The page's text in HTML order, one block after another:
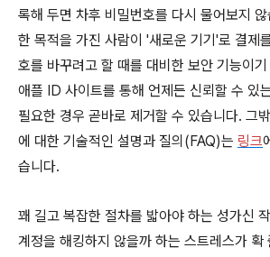
록해 두면 차후 비밀번호를 다시 물어보지
한 목적을 가진 사람이 '새로운 기기'로 결제
호를 바꾸려고 할 때를 대비한 보안 기능이
애플 ID 사이트를 통해 언제든 신뢰할 수 있
필요한 경우 곧바로 제거할 수 있습니다. 그
에 대한 기술적인 설명과 질의(FAQ)는 링크
습니다.
꽤 길고 복잡한 절차를 밟아야 하는 성가신
계정을 해킹하지 않을까 하는 스트레스가 확